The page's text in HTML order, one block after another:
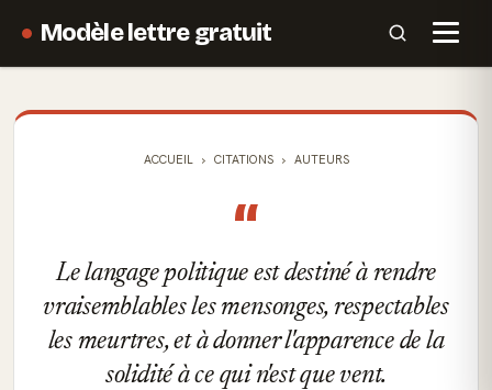
Modèle lettre gratuit
ACCUEIL CITATIONS AUTEURS
“
Le langage politique est destiné à rendre
vraisemblables les mensonges, respectables
les meurtres, et à donner l'apparence de la
solidité à ce qui n'est que vent.